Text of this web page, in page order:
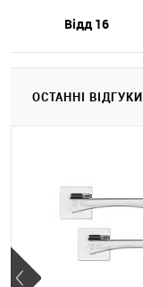
Відд 16
ОСТАННІ ВІДГУКИ